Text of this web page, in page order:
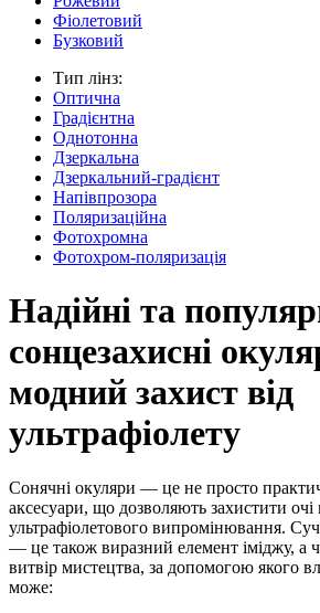
Фіолетовий
Бузковий
Тип лінз:
Оптична
Градієнтна
Однотонна
Дзеркальна
Дзеркальний-градієнт
Напівпрозора
Поляризаційна
Фотохромна
Фотохром-поляризація
Надійні та
сонцезахисні
модний захист від
ультрафіолету
Сонячні окуляри — це не просто
аксесуари, що дозволяють захистити очі
ультрафіолетового випромінювання.
— це також виразний елемент іміджу, а
витвір мистецтва, за допомогою якого
може: